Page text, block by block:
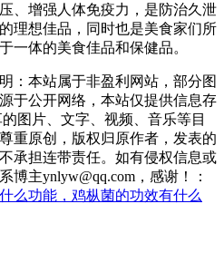
、增强人体免疫力，是防治久泄
理想佳品，同时也是美食家们所
一体的美食佳品和保健品。
：本站属于非盈利网站，部分图
于公开网络，本站仅提供信息存
图片、文字、视频、音乐等目
重原创，版权归原作者，发表的
承担连带责任。如有侵权信息或
博主ynlyw@qq.com，感谢！：
么功能，鸡枞菌的功效有什么